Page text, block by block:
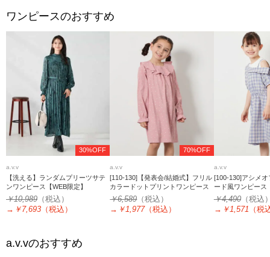
ワンピースのおすすめ
30%OFF
a.v.v
【洗える】ランダムプリーツサテ
ンワンピース【WEB限定】
￥10,989 （税込）
→ ￥7,693 （税込）
70%OFF
a.v.v
[110-130]【発表会/結婚式】フリル
カラードットプリントワンピース
￥6,589（税込）
→ ￥1,977（税込）
a.v.v
[100-130]アシメ
ード風ワンピース
￥4,490（税込
→ ￥1,571 （税
a.v.vのおすすめ